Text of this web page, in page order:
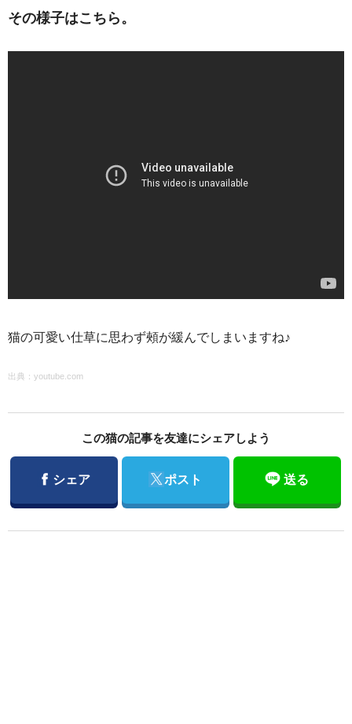
その様子はこちら。
猫の可愛い仕草に思わず頰が緩んでしまいますね♪
出典： youtube.com
この猫の記事を友達にシェアしよう
Facebook
シェア Twitter
ポスト 送る